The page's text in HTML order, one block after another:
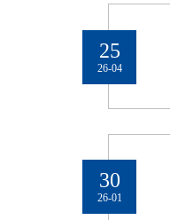
25
26-04
30
26-01